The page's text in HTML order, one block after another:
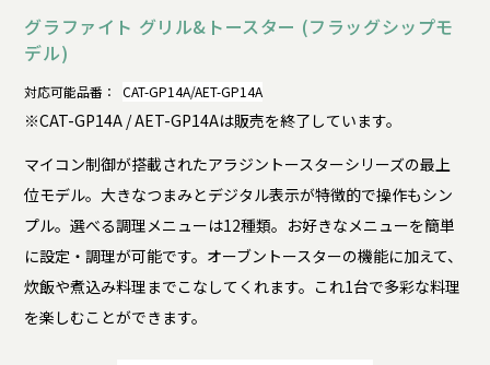
グラファイト グリル&トースター (フラッグシップモ
デル)
対応可能品番： CAT-GP14A/AET-GP14A
※CAT-GP14A / AET-GP14Aは販売を終了しています。
マイコン制御が搭載されたアラジントースターシリーズの最上
位モデル。大きなつまみとデジタル表示が特徴的で操作もシン
プル。選べる調理メニューは12種類。お好きなメニューを簡単
に設定・調理が可能です。オーブントースターの機能に加えて、
炊飯や煮込み料理までこなしてくれます。これ1台で多彩な料理
を楽しむことができます。